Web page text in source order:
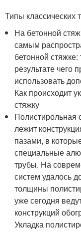
Типы классических
На бетонной
самым
бетонной
результате чего
использовать
Как происходит
стяжку
Полистирольная
лежит
пазами, в
специальные
трубы. На
систем удалось
толщины
уже сегодня
конструкций
Укладка